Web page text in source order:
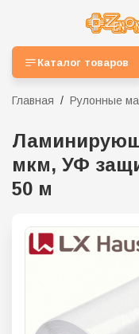
Каталог товаров
Главная Рулонные
мкм, УФ
50 м